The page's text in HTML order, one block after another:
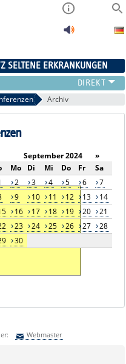
SELTENE ERKRANKUNGEN
Archiv
September 2024
»
Mo Di Mi Do Fr
Sa
2 3 4 5 6
7
9 10 11 12 13
14
16 17 18 19 20
21
23 24 25 26 27
28
30
Webmaster